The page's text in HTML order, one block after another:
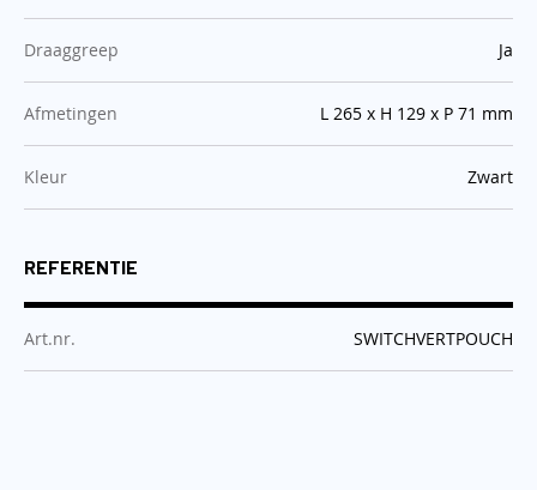
Draaggreep :Ja
Afmetingen :L 265 x H 129 x P 71 mm
Kleur :Zwart
REFERENTIE
Art.nr. :SWITCHVERTPOUCH